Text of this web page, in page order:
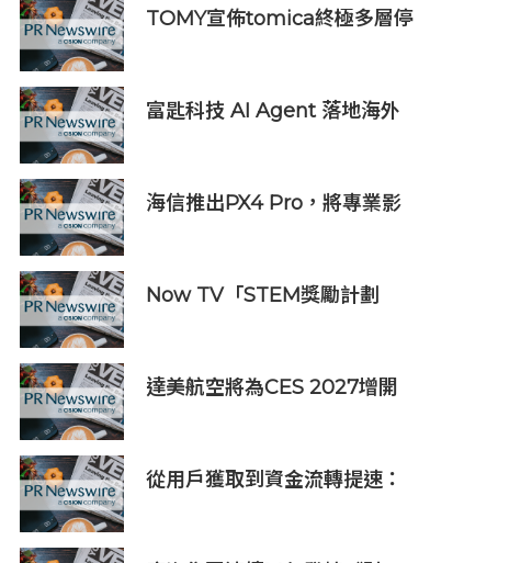
TOMY宣佈tomica終極多層停
群定於10月上線
富匙科技 AI Agent 落地海外
海信推出PX4 Pro，將專業影
Now TV「STEM獎勵計劃
趣科學大探索》第二季及「長
隆小科學家大獎」
達美航空將為CES 2027增開
從用戶獲取到資金流轉提速：